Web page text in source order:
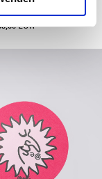
EUR